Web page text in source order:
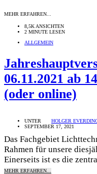
MEHR ERFAHREN...
8,5K ANSICHTEN
2 MINUTE LESEN
ALLGEMEIN
06.11.2021 ab
(oder online)
UNTER
HOLGER
SEPTEMBER 17, 2021
Das Fachgebiet
Rahmen für unsere
Einerseits ist es die
MEHR ERFAHREN...